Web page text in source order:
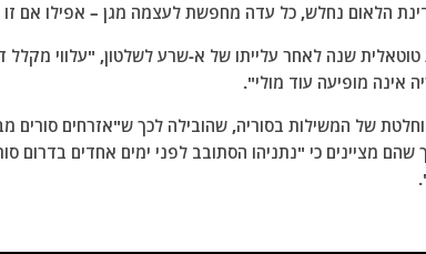
הלאום נחלש, כל עדה מחפשת לעצמה מגן – אפילו אם
שנה לאחר עלייתו של א-שרע לשלטון, "עלווי מקלל
אינה מופיעה עוד מולי".
של המשילות בסוריה, שהובילה לכך ש"אזרחים סורים
מציינים כי "נתניהו הסתובב לפני ימים אחדים בדרום